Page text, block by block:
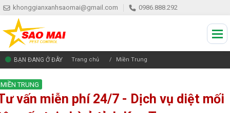
khonggianxanhsaomai@gmail.com 0986.888.292
BẠN ĐANG Ở ĐÂY Trang chủ Miền Trung
MIỀN TRUNG
vấn miễn phí 24/7 - Dịch vụ diệt mối